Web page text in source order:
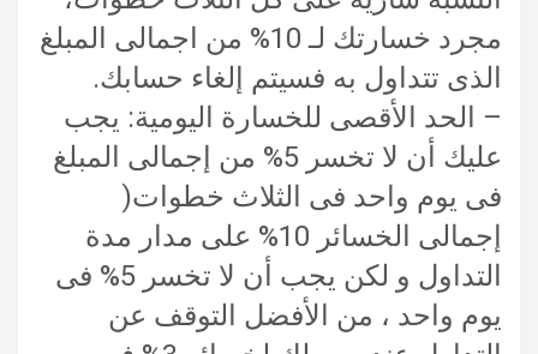
مجرد خسارتك لـ 10% من اجمالى المبلغ
الذى تتداول به فسيتم إلغاء حسابك.
– الحد الأقصى للخسارة اليومية: يجب
عليك أن لا تخسر 5% من إجمالى المبلغ
فى يوم واحد فى الثلاث خطوات(
إجمالى الخسائر 10% على مدار مدة
التداول و لكن يجب أن لا تخسر 5% فى
يوم واحد ، من الأفضل التوقف عن